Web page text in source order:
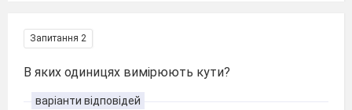
Запитання 2
В яких одиницях вимірюють кути?
варіанти відповідей